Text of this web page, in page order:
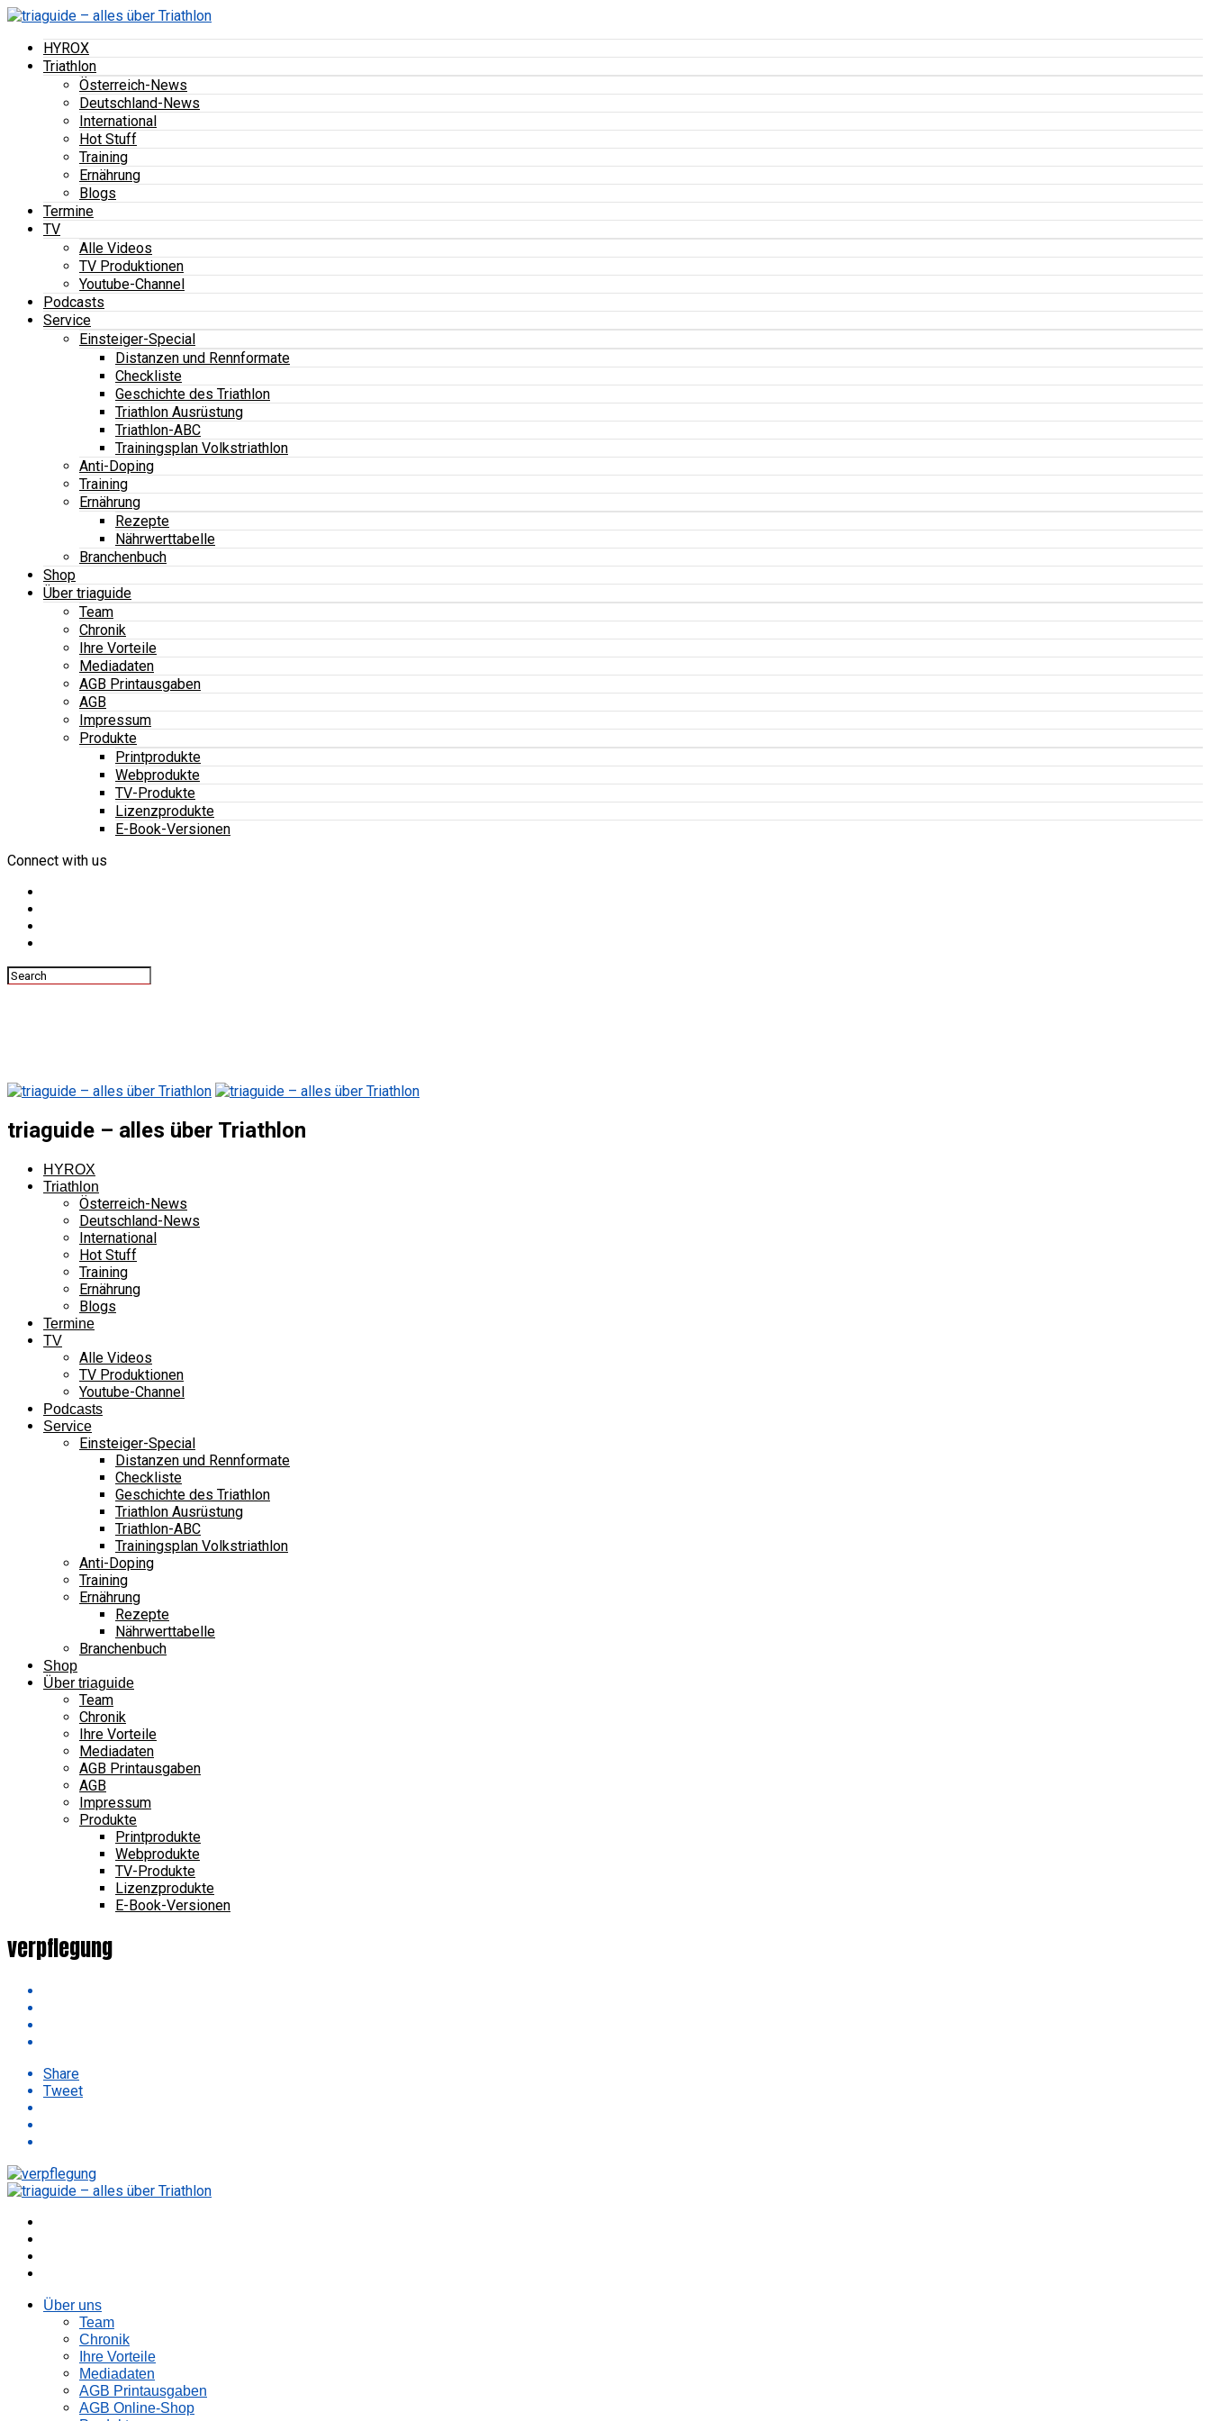
HYROX
Triathlon
Österreich-News
Deutschland-News
International
Hot Stuff
Training
Ernährung
Blogs
Termine
TV
Alle Videos
TV Produktionen
Youtube-Channel
Podcasts
Service
Einsteiger-Special
Distanzen und Rennformate
Checkliste
Geschichte des Triathlon
Triathlon Ausrüstung
Triathlon-ABC
Trainingsplan Volkstriathlon
Anti-Doping
Training
Ernährung
Rezepte
Nährwerttabelle
Branchenbuch
Shop
Über triaguide
Team
Chronik
Ihre Vorteile
Mediadaten
AGB Printausgaben
AGB
Impressum
Produkte
Printprodukte
Webprodukte
TV-Produkte
Lizenzprodukte
E-Book-Versionen
Connect with us
triaguide – alles über Triathlon
HYROX
Triathlon
Österreich-News
Deutschland-News
International
Hot Stuff
Training
Ernährung
Blogs
Termine
TV
Alle Videos
TV Produktionen
Youtube-Channel
Podcasts
Service
Einsteiger-Special
Distanzen und Rennformate
Checkliste
Geschichte des Triathlon
Triathlon Ausrüstung
Triathlon-ABC
Trainingsplan Volkstriathlon
Anti-Doping
Training
Ernährung
Rezepte
Nährwerttabelle
Branchenbuch
Shop
Über triaguide
Team
Chronik
Ihre Vorteile
Mediadaten
AGB Printausgaben
AGB
Impressum
Produkte
Printprodukte
Webprodukte
TV-Produkte
Lizenzprodukte
E-Book-Versionen
verpflegung
Share
Tweet
Über uns
Team
Chronik
Ihre Vorteile
Mediadaten
AGB Printausgaben
AGB Online-Shop